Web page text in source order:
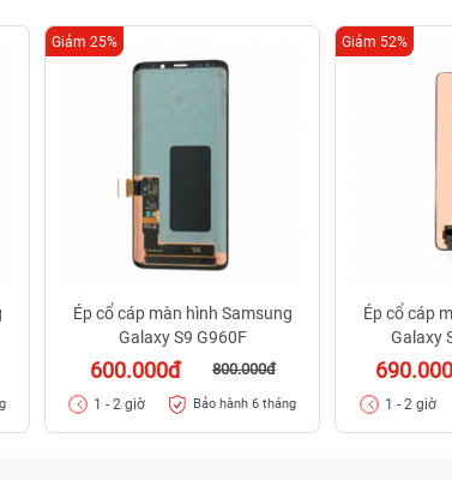
Ép cổ cáp màn hình Samsung
Galaxy S9 G960F
600.000đ 800.000đ
Giảm 25%
1 - 2 giờ Bảo hành 6 tháng
Ép cổ cáp
Galaxy
Giảm 52%
1 - 2 giờ